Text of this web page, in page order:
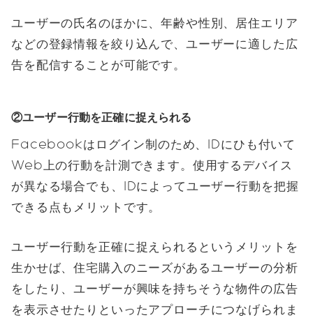
ユーザーの氏名のほかに、年齢や性別、居住エリア
などの登録情報を絞り込んで、ユーザーに適した広
告を配信することが可能です。
②ユーザー行動を正確に捉えられる
Facebookはログイン制のため、IDにひも付いて
Web上の行動を計測できます。使用するデバイス
が異なる場合でも、IDによってユーザー行動を把握
できる点もメリットです。
ユーザー行動を正確に捉えられるというメリットを
生かせば、住宅購入のニーズがあるユーザーの分析
をしたり、ユーザーが興味を持ちそうな物件の広告
を表示させたりといったアプローチにつなげられま